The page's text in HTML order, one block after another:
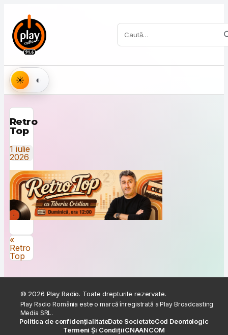
Caută:
Aspect
Retro
Top
1 iulie
2026
Navigare în articole
«
Retro
Top
© 2026 Play Radio. Toate drepturile rezervate.
Play Radio România este o marcă înregistrată a Play Broadcasting
Media SRL.
Politica de confidențialitateDate SocietateCod Deontologic
Termeni Și CondițiiCNAANCOM